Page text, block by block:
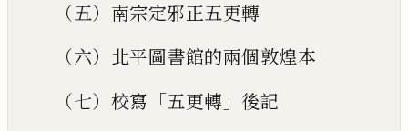
（五）南宗定邪正五更轉
（六）北平圖書館的兩個敦煌本
（七）校寫 「五更轉 」 後記